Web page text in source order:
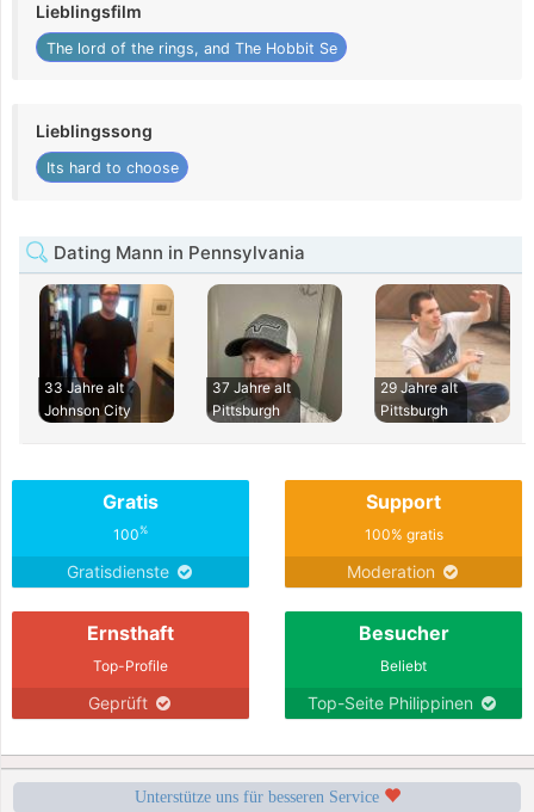
Lieblingsfilm
The lord of the rings, and The Hobbit Se
Lieblingssong
Its hard to choose
Dating Mann in Pennsylvania
33 Jahre alt
Johnson City
37 Jahre alt
Pittsburgh
29 Jahre alt
Pittsburgh
Gratis
100%
Gratisdienste
Support
100% gratis
Moderation
Ernsthaft
Top-Profile
Geprüft
Besucher
Beliebt
Top-Seite Philippinen
Unterstütze uns für besseren Service